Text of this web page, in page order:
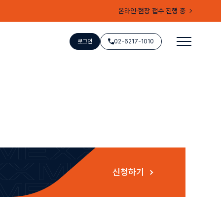
온라인·현장 접수 진행 중
로그인 02-6217-1010
신청하기